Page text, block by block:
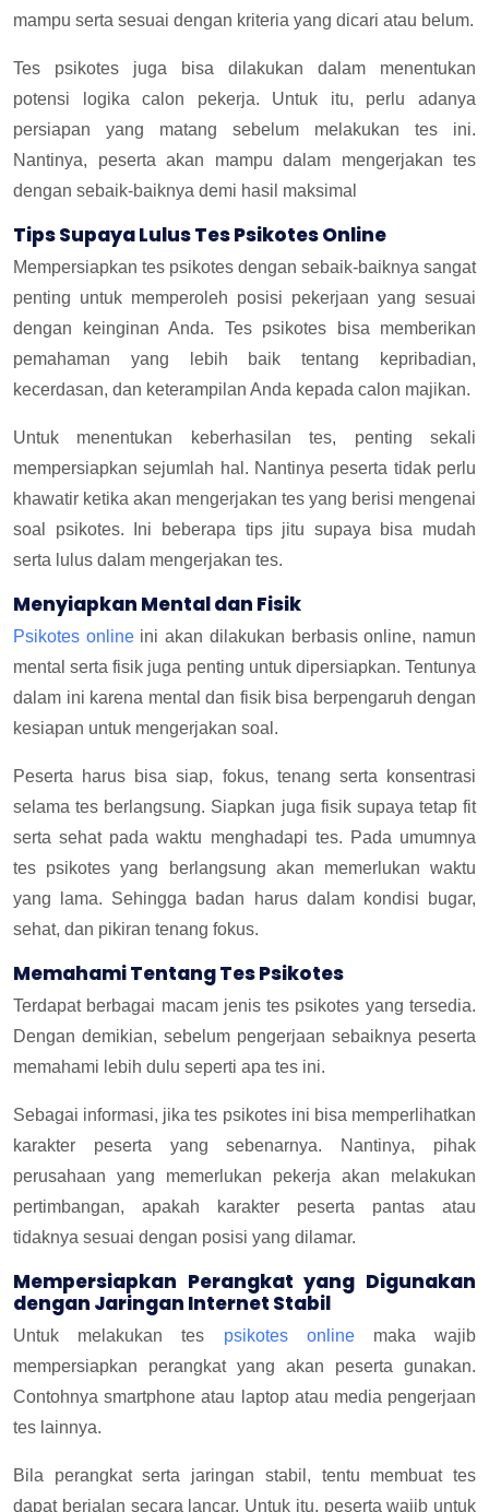
mampu serta sesuai dengan kriteria yang dicari atau belum.
Tes psikotes juga bisa dilakukan dalam menentukan
potensi logika calon pekerja. Untuk itu, perlu adanya
persiapan yang matang sebelum melakukan tes ini.
Nantinya, peserta akan mampu dalam mengerjakan tes
dengan sebaik-baiknya demi hasil maksimal
Tips Supaya Lulus Tes Psikotes Online
Mempersiapkan tes psikotes dengan sebaik-baiknya sangat
penting untuk memperoleh posisi pekerjaan yang sesuai
dengan keinginan Anda. Tes psikotes bisa memberikan
pemahaman yang lebih baik tentang kepribadian,
kecerdasan, dan keterampilan Anda kepada calon majikan.
Untuk menentukan keberhasilan tes, penting sekali
mempersiapkan sejumlah hal. Nantinya peserta tidak perlu
khawatir ketika akan mengerjakan tes yang berisi mengenai
soal psikotes. Ini beberapa tips jitu supaya bisa mudah
serta lulus dalam mengerjakan tes.
Menyiapkan Mental dan Fisik
Psikotes onlineini akan dilakukan berbasis online, namun
mental serta fisik juga penting untuk dipersiapkan. Tentunya
dalam ini karena mental dan fisik bisa berpengaruh dengan
kesiapan untuk mengerjakan soal.
Peserta harus bisa siap, fokus, tenang serta konsentrasi
selama tes berlangsung. Siapkan juga fisik supaya tetap fit
serta sehat pada waktu menghadapi tes. Pada umumnya
tes psikotes yang berlangsung akan memerlukan waktu
yang lama. Sehingga badan harus dalam kondisi bugar,
sehat, dan pikiran tenang fokus.
Memahami Tentang Tes Psikotes
Terdapat berbagai macam jenis tes psikotes yang tersedia.
Dengan demikian, sebelum pengerjaan sebaiknya peserta
memahami lebih dulu seperti apa tes ini.
Sebagai informasi, jika tes psikotes ini bisa memperlihatkan
karakter peserta yang sebenarnya. Nantinya, pihak
perusahaan yang memerlukan pekerja akan melakukan
pertimbangan, apakah karakter peserta pantas atau
tidaknya sesuai dengan posisi yang dilamar.
Mempersiapkan Perangkat yang Digunakan
dengan Jaringan Internet Stabil
Untuk melakukan tes psikotes onlinemaka wajib
mempersiapkan perangkat yang akan peserta gunakan.
Contohnya smartphone atau laptop atau media pengerjaan
tes lainnya.
Bila perangkat serta jaringan stabil, tentu membuat tes
dapat berjalan secara lancar. Untuk itu, peserta wajib untuk